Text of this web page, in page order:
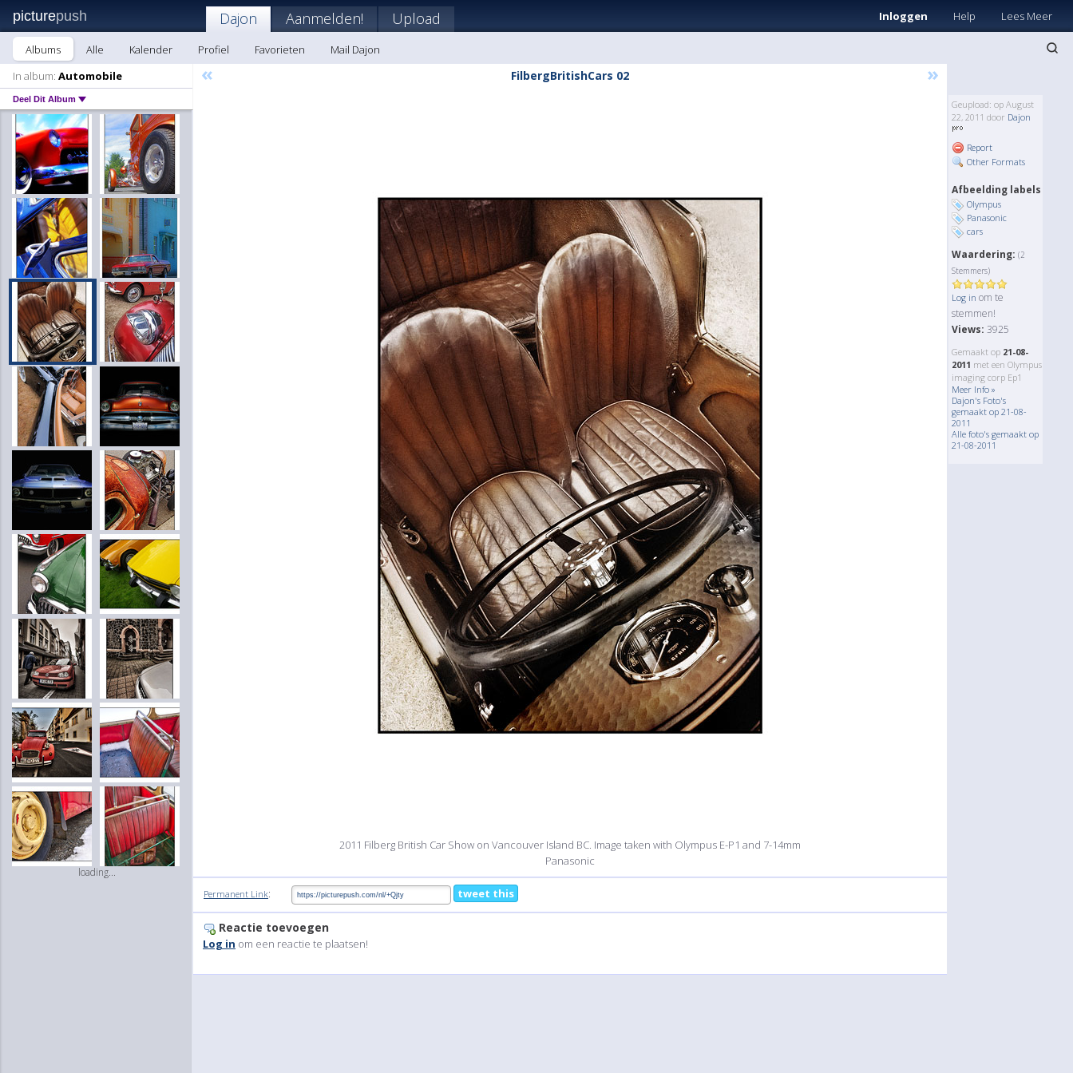
picturepush Inloggen Help Lees Meer
Dajon Aanmelden! Upload
Albums Alle Kalender Profiel Favorieten
Mail Dajon
In album: Automobile
Deel Dit Album
loading...
« FilbergBritishCars 02 »
2011 Filberg British Car Show on Vancouver Island BC. Image taken with Olympus E-P1 and 7-14mm
Panasonic
Geupload: op August
22, 2011 door Dajon
Report
Other Formats
Afbeelding labels
Olympus
Panasonic
cars
Waardering: (2
Stemmers)
Log in om te
stemmen!
Views: 3925
Gemaakt op 21-08-
2011 met een Olympus
imaging corp Ep1
Meer Info »
Dajon's Foto's
gemaakt op 21-08-
2011
Alle foto's gemaakt op
21-08-2011
Permanent Link: tweet this
Reactie toevoegen
Log in om een reactie te plaatsen!